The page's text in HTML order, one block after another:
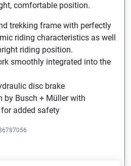
comfortable position.
trekking frame with perfectly
riding characteristics as well
riding position.
smoothly integrated into the
disc brake
by Busch + Müller with
added safety